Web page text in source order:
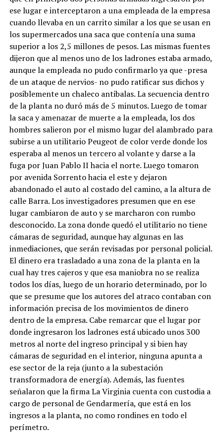
ese lugar e interceptaron a una empleada de la empresa
cuando llevaba en un carrito similar a los que se usan en
los supermercados una saca que contenía una suma
superior a los 2,5 millones de pesos. Las mismas fuentes
dijeron que al menos uno de los ladrones estaba armado,
aunque la empleada no pudo confirmarlo ya que -presa
de un ataque de nervios- no pudo ratificar sus dichos y
posiblemente un chaleco antibalas. La secuencia dentro
de la planta no duró más de 5 minutos. Luego de tomar
la saca y amenazar de muerte a la empleada, los dos
hombres salieron por el mismo lugar del alambrado para
subirse a un utilitario Peugeot de color verde donde los
esperaba al menos un tercero al volante y darse a la
fuga por Juan Pablo II hacia el norte. Luego tomaron
por avenida Sorrento hacia el este y dejaron
abandonado el auto al costado del camino, a la altura de
calle Barra. Los investigadores presumen que en ese
lugar cambiaron de auto y se marcharon con rumbo
desconocido. La zona donde quedó el utilitario no tiene
cámaras de seguridad, aunque hay algunas en las
inmediaciones, que serán revisadas por personal policial.
El dinero era trasladado a una zona de la planta en la
cual hay tres cajeros y que esa maniobra no se realiza
todos los días, luego de un horario determinado, por lo
que se presume que los autores del atraco contaban con
información precisa de los movimientos de dinero
dentro de la empresa. Cabe remarcar que el lugar por
donde ingresaron los ladrones está ubicado unos 300
metros al norte del ingreso principal y si bien hay
cámaras de seguridad en el interior, ninguna apunta a
ese sector de la reja (junto a la subestación
transformadora de energía). Además, las fuentes
señalaron que la firma La Virginia cuenta con custodia a
cargo de personal de Gendarmería, que está en los
ingresos a la planta, no como rondines en todo el
perímetro.